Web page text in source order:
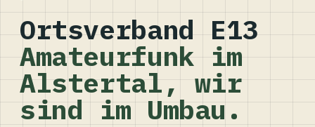
Ortsverband E13
Amateurfunk im
Alstertal, wir
sind im Umbau.